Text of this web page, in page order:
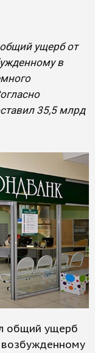
ущерб от
в
35,5 млрд
общий ущерб